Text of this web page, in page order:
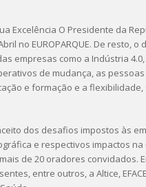
Excelência O Presidente da
no EUROPARQUE. De resto,
empresas como a Indústria
de mudança, as
e formação e a
dos desafios impostos às
e respectivos impactos
de 20 oradores convidados.
entre outros, a Altice,